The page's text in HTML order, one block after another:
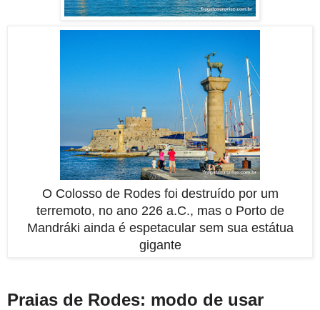
O Colosso de Rodes foi destruído por um
terremoto, no ano 226 a.C., mas o Porto de
Mandráki ainda é espetacular sem sua estátua
gigante
Praias de Rodes: modo de usar